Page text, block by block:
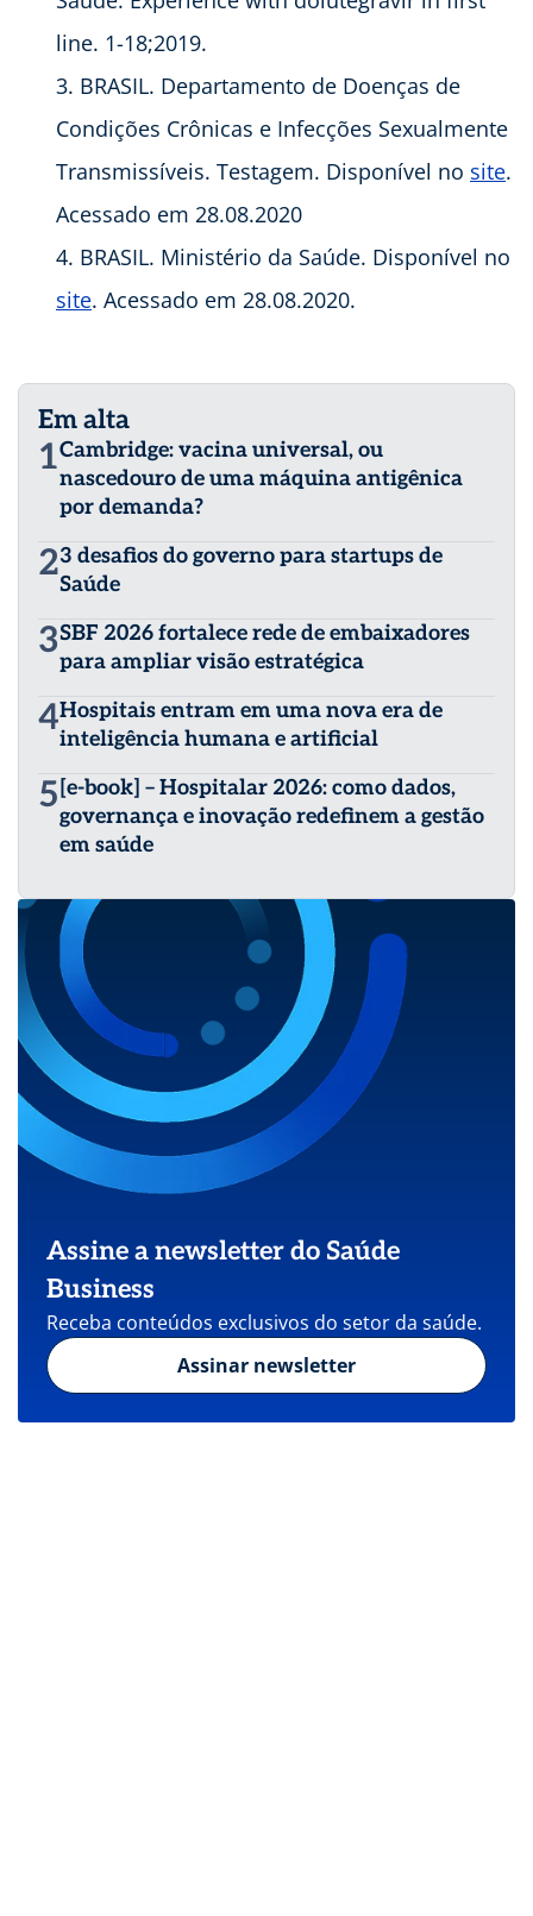
line. 1-18;2019.
BRASIL. Departamento de Doenças de
Condições Crônicas e Infecções Sexualmente
Transmissíveis. Testagem. Disponível no site.
Acessado em 28.08.2020
BRASIL. Ministério da Saúde. Disponível no
site. Acessado em 28.08.2020.
Em alta
1Cambridge: vacina universal, ou
nascedouro de uma máquina antigênica
por demanda?
23 desafios do governo para startups de
Saúde
3SBF 2026 fortalece rede de embaixadores
para ampliar visão estratégica
4Hospitais entram em uma nova era de
inteligência humana e artificial
5 [e-book] – Hospitalar 2026: como dados,
governança e inovação redefinem a gestão
em saúde
Assine a newsletter do Saúde
Business
Receba conteúdos exclusivos do setor da saúde.
Assinar newsletter